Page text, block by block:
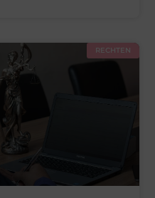
RECHTEN